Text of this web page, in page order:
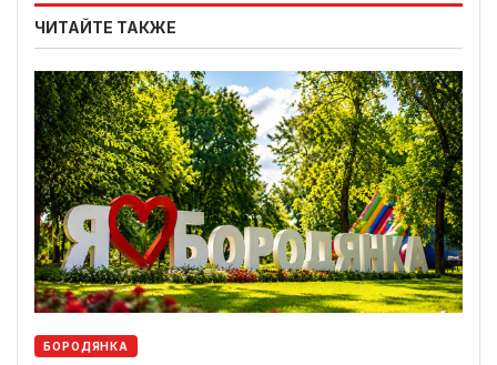
ЧИТАЙТЕ ТАКЖЕ
БОРОДЯНКА